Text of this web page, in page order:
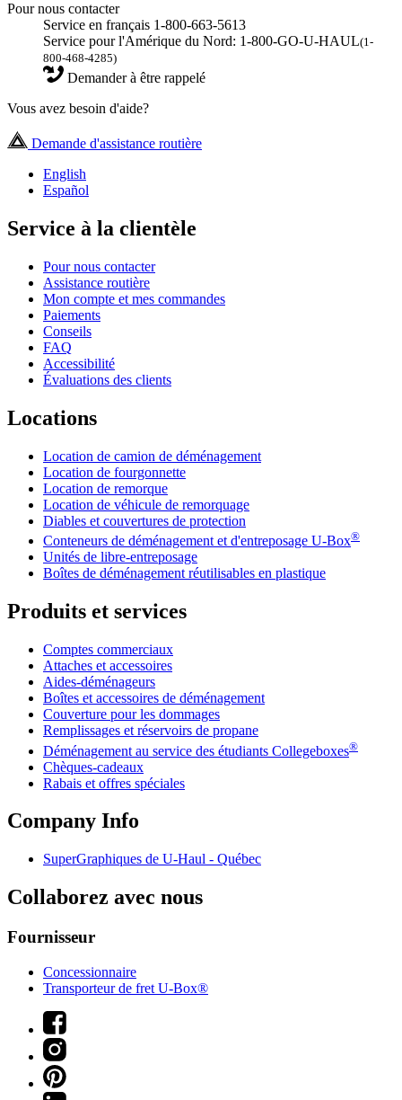
Pour nous contacter
Service en français 1-800-663-5613
Service pour l'Amérique du Nord: 1-800-GO-U-HAUL(1-
800-468-4285)
Demander à être rappelé
Vous avez besoin d'aide?
Demande d'assistance routière
English
Español
Service à la clientèle
Pour nous contacter
Assistance routière
Mon compte et mes commandes
Paiements
Conseils
FAQ
Accessibilité
Évaluations des clients
Locations
Location de camion de déménagement
Location de fourgonnette
Location de remorque
Location de véhicule de remorquage
Diables et couvertures de protection
Conteneurs de déménagement et d'entreposage U-Box®
Unités de libre-entreposage
Boîtes de déménagement réutilisables en plastique
Produits et services
Comptes commerciaux
Attaches et accessoires
Aides-déménageurs
Boîtes et accessoires de déménagement
Couverture pour les dommages
Remplissages et réservoirs de propane
Déménagement au service des étudiants Collegeboxes®
Chèques-cadeaux
Rabais et offres spéciales
Company Info
SuperGraphiques de U-Haul - Québec
Collaborez avec nous
Fournisseur
Concessionnaire
Transporteur de fret U-Box®